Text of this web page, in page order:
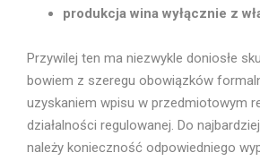
produkcja wina wyłącznie z
Przywilej ten ma niezwykle doniosłe
bowiem z szeregu obowiązków
uzyskaniem wpisu w przedmiotowym
działalności regulowanej. Do
należy konieczność odpowiedniego